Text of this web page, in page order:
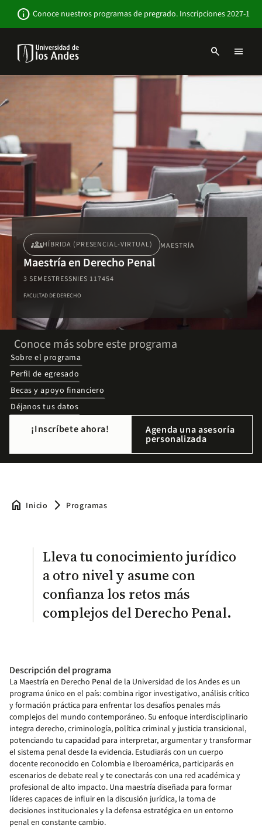
contenido
info Conoce nuestros programas de pregrado. Inscripciones 2027-1
Navbar
Institucional
search menu
groupsHÍBRIDA (PRESENCIAL-VIRTUAL) MAESTRÍA
Maestría en Derecho Penal
3 SEMESTRESSNIES 117454
FACULTAD DE DERECHO
Conoce más sobre este programa
Sobre el programa
Perfil de egresado
Becas y apoyo financiero
Déjanos tus datos
¡Inscríbete ahora! Agenda una asesoría
personalizada
home Inicio arrow_forward_ios Programas
Lleva tu conocimiento jurídico
a otro nivel y asume con
confianza los retos más
complejos del Derecho Penal.
Descripción del programa
La Maestría en Derecho Penal de la Universidad de los Andes es un
programa único en el país: combina rigor investigativo, análisis crítico
y formación práctica para enfrentar los desafíos penales más
complejos del mundo contemporáneo. Su enfoque interdisciplinario
integra derecho, criminología, política criminal y justicia transicional,
potenciando tu capacidad para interpretar, argumentar y transformar
el sistema penal desde la evidencia. Estudiarás con un cuerpo
docente reconocido en Colombia e Iberoamérica, participarás en
escenarios de debate real y te conectarás con una red académica y
profesional de alto impacto. Una maestría diseñada para formar
líderes capaces de influir en la discusión jurídica, la toma de
decisiones institucionales y la defensa estratégica en un entorno
penal en constante cambio.